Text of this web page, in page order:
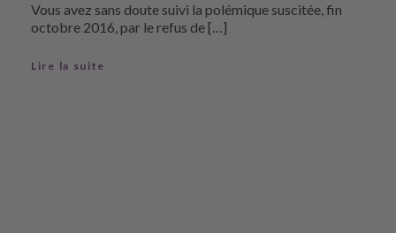
Vous avez sans doute suivi la polémique suscitée, fin
octobre 2016, par le refus de […]
Lire la suite